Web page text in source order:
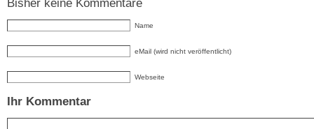
Bisher keine Kommentare
Name
eMail (wird nicht veröffentlicht)
Webseite
Ihr Kommentar